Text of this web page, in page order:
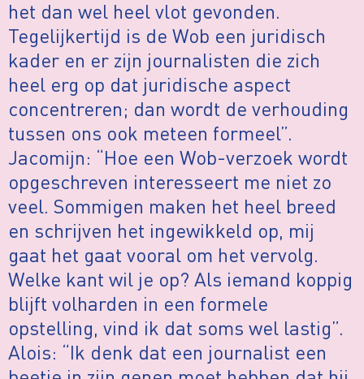
het dan wel heel vlot gevonden.
Tegelijkertijd is de Wob een juridisch
kader en er zijn journalisten die zich
heel erg op dat juridische aspect
concentreren; dan wordt de verhouding
tussen ons ook meteen formeel”.
Jacomijn: “Hoe een Wob-verzoek wordt
opgeschreven interesseert me niet zo
veel. Sommigen maken het heel breed
en schrijven het ingewikkeld op, mij
gaat het gaat vooral om het vervolg.
Welke kant wil je op? Als iemand koppig
blijft volharden in een formele
opstelling, vind ik dat soms wel lastig”.
Alois: “Ik denk dat een journalist een